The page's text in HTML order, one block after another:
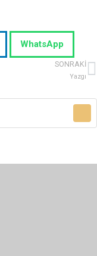
WhatsApp
SONRAKI
Yazgı